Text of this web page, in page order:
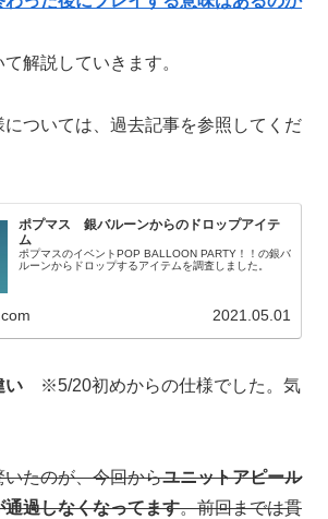
解説していきます。
については、過去記事を参照してくだ
ポプマス 銀バルーンからのドロップアイテ
ム
ポプマスのイベントPOP BALLOON PARTY！！の銀バ
ルーンからドロップするアイテムを調査しました。
2021.05.01
い ※5/20初めからの仕様でした。気
たのが、今回からユニットアピール
過しなくなってます。前回までは貫